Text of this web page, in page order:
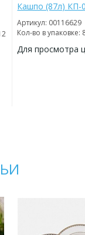
Кашпо (87л) КП-
Артикул: 00116629
Кол-во в упаковке:
Для просмотра